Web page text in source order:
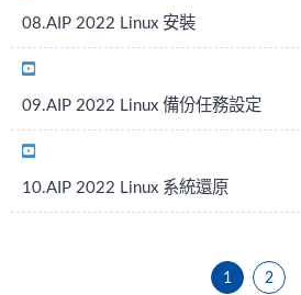
08.AIP 2022 Linux 安裝
09.AIP 2022 Linux 備份任務設定
10.AIP 2022 Linux 系統還原
1 2